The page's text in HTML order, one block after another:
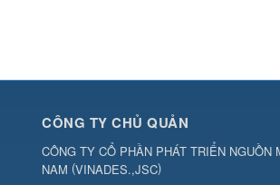
CÔNG TY CHỦ QUẢN
CÔNG TY CỔ PHẦN PHÁT TRIỂN NGUỒN
NAM (VINADES.,JSC)